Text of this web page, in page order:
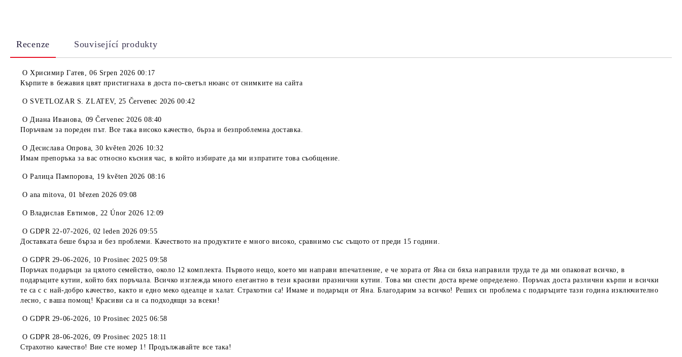
Recenze Související produkty
OХрисимир Гатев ,06 Srpen 2026 00:17
Кърпите в бежавия цвят пристигнаха в доста по-светъл нюанс от снимките на сайта
O SVETLOZAR S. ZLATEV, 25 Červenec 2026 00:42
OДиана Иванова, 09 Červenec 2026 08:40
Поръчвам за пореден път. Все така високо качество, бърза и безпроблемна доставка.
OДесислава Опрова,30 květen 2026 10:32
Имам препоръка за вас относно късния час, в който избирате да ми изпратите това съобщение.
OРалица Пампорова, 19 květen 2026 08:16
Oana mitova, 01 březen 2026 09:08
OВладислав Евтимов , 22 Únor 2026 12:09
OGDPR 22-07-2026, 02 leden 2026 09:55
Доставката беше бърза и без проблеми. Качеството на продуктите е много високо, сравнимо със същото от преди 15 години.
OGDPR 29-06-2026, 10 Prosinec 2025 09:58
Поръчах подаръци за цялото семейство, около 12 комплекта. Първото нещо, което ми направи впечатление, е че хората от Яна си бяха направили труда те да ми опаковат всичко, в
подаръците кутии, който бях поръчала. Всичко изглежда много елегантно в тези красиви празнични кутии. Това ми спести доста време определено. Поръчах доста различни кърпи и всички
те са с с най-добро качество, както и едно меко одеалце и халат. Страхотни са! Имаме и подаръци от Яна. Благодарим за всичко! Реших си проблема с подаръците тази година изключително
лесно, с ваша помощ! Красиви са и са подходящи за всеки!
OGDPR 29-06-2026, 10 Prosinec 2025 06:58
OGDPR 28-06-2026, 09 Prosinec 2025 18:11
Страхотно качество! Вие сте номер 1! Продължавайте все така!